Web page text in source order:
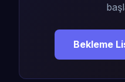
Bekleme